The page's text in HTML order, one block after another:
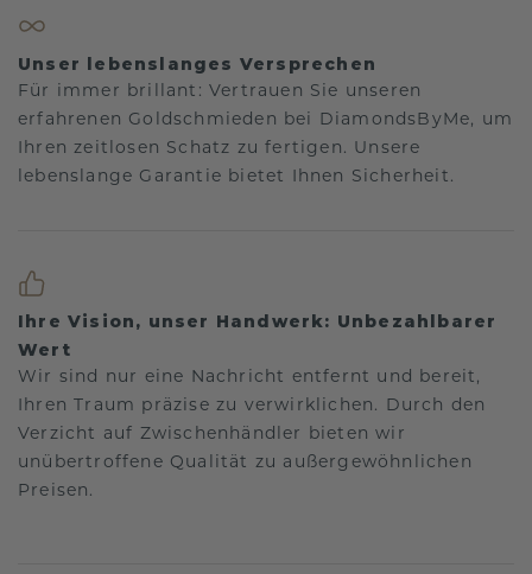
Unser lebenslanges Versprechen
Für immer brillant: Vertrauen Sie unseren
erfahrenen Goldschmieden bei DiamondsByMe, um
Ihren zeitlosen Schatz zu fertigen. Unsere
lebenslange Garantie bietet Ihnen Sicherheit.
Ihre Vision, unser Handwerk: Unbezahlbarer
Wert
Wir sind nur eine Nachricht entfernt und bereit,
Ihren Traum präzise zu verwirklichen. Durch den
Verzicht auf Zwischenhändler bieten wir
unübertroffene Qualität zu außergewöhnlichen
Preisen.